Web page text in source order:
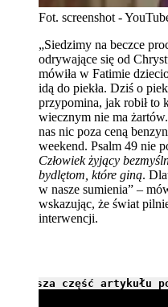
Fot. screenshot -
„Siedzimy na beczce
odrywające się od
mówiła w Fatimie
idą do piekła. Dziś o
przypomina, jak robił to
wiecznym nie ma
nas nic poza ceną
weekend. Psalm 49 nie
Człowiek żyjący
bydlętom, które giną.
w nasze sumienia” –
wskazując, że świat
interwencji.
Dalsza część artykułu